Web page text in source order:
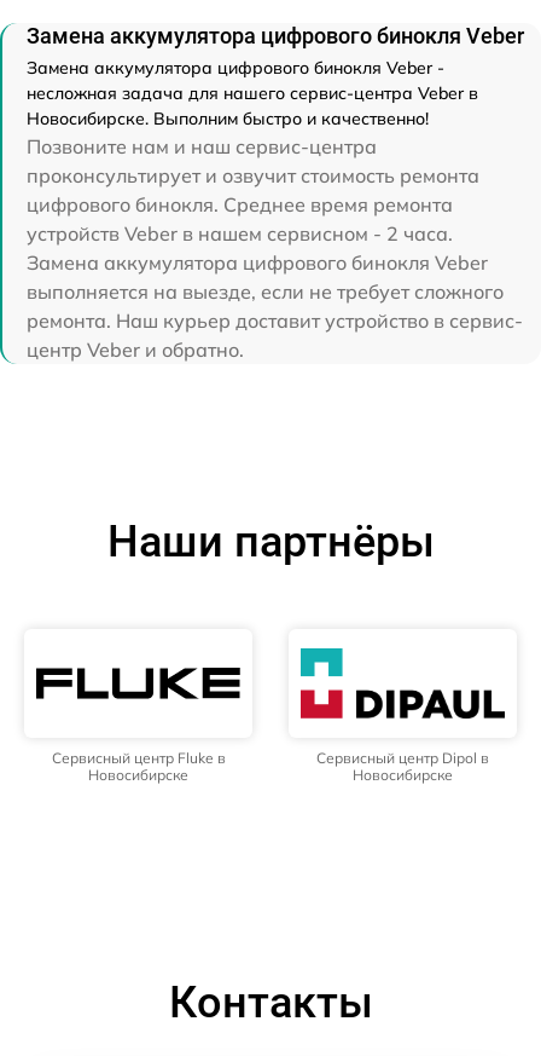
Замена аккумулятора цифрового бинокля Veber
Замена аккумулятора цифрового бинокля Veber -
несложная задача для нашего сервис-центра Veber в
Новосибирске. Выполним быстро и качественно!
Позвоните нам и наш сервис-центра
проконсультирует и озвучит стоимость ремонта
цифрового бинокля. Среднее время ремонта
устройств Veber в нашем сервисном - 2 часа.
Замена аккумулятора цифрового бинокля Veber
выполняется на выезде, если не требует сложного
ремонта. Наш курьер доставит устройство в сервис-
центр Veber и обратно.
Наши партнёры
Сервисный центр Fluke в
Новосибирске
Сервисный центр Dipol в
Новосибирске
Контакты